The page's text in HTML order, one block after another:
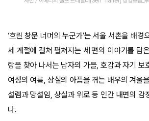
‘흐린 창문 너머의 누군가’는 서울 서촌을 배경
세 계절에 걸쳐 펼쳐지는 세 편의 이야기를 담
랑을 찾아 나서는 남자의 가을, 호감과 자기 보
여성의 여름, 상실의 아픔을 겪는 배우의 겨울
설렘과 망설임, 상실과 위로 등 인간 내면의 감
다.